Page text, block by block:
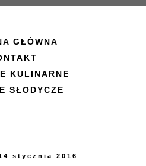
GŁÓWNA
KULINARNE
SŁODYCZE
stycznia 2016